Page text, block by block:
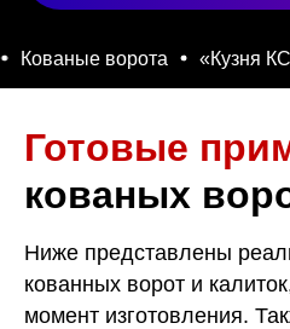
ворота «Кузня КСА»
Готовые
кованых
Ниже представлены
кованных ворот и
момент изготовления.